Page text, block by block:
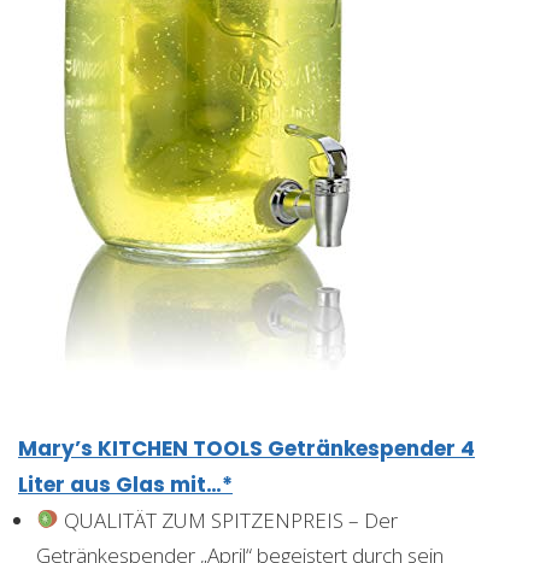
Mary’s KITCHEN TOOLS Getränkespender 4
Liter aus Glas mit…*
QUALITÄT ZUM SPITZENPREIS – Der
Getränkespender „April“ begeistert durch sein